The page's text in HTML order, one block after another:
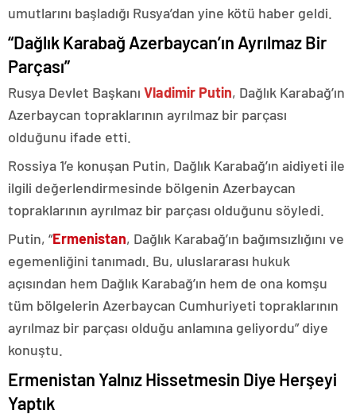
umutlarını başladığı Rusya’dan yine kötü haber geldi.
“Dağlık Karabağ Azerbaycan’ın Ayrılmaz Bir
Parçası”
Rusya Devlet Başkanı Vladimir Putin, Dağlık Karabağ’ın
Azerbaycan topraklarının ayrılmaz bir parçası
olduğunu ifade etti.
Rossiya 1’e konuşan Putin, Dağlık Karabağ’ın aidiyeti ile
ilgili değerlendirmesinde bölgenin Azerbaycan
topraklarının ayrılmaz bir parçası olduğunu söyledi.
Putin, “Ermenistan, Dağlık Karabağ’ın bağımsızlığını ve
egemenliğini tanımadı. Bu, uluslararası hukuk
açısından hem Dağlık Karabağ’ın hem de ona komşu
tüm bölgelerin Azerbaycan Cumhuriyeti topraklarının
ayrılmaz bir parçası olduğu anlamına geliyordu” diye
konuştu.
Ermenistan Yalnız Hissetmesin Diye Herşeyi
Yaptık